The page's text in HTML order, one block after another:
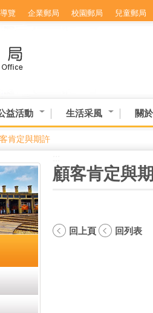
覽 企業郵局 校園郵局 兒童郵局
益活動 生活采風 關
肯定與期許
顧客肯定與
回上頁 回列表